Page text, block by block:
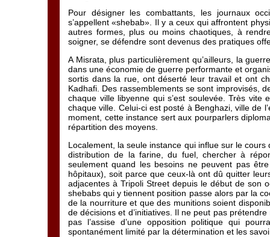
Pour désigner les combattants, les journaux
s’appellent «shebab». Il y a ceux qui affrontent
autres formes, plus ou moins chaotiques, à
soigner, se défendre sont devenus des pratiques
A Misrata, plus particulièrement qu’ailleurs, la
dans une économie de guerre performante et
sortis dans la rue, ont déserté leur travail et ont
Kadhafi. Des rassemblements se sont improvisés,
chaque ville libyenne qui s’est soulevée. Très vite
chaque ville. Celui-ci est posté à Benghazi, ville de
moment, cette instance sert aux pourparlers
répartition des moyens.
Localement, la seule instance qui influe sur le
distribution de la farine, du fuel, chercher à
seulement quand les besoins ne peuvent pas
hôpitaux), soit parce que ceux-là ont dû quitter
adjacentes à Tripoli Street depuis le début de son
shebabs qui y tiennent position passe alors par la
de la nourriture et que des munitions soient
de décisions et d’initiatives. Il ne peut pas
pas l’assise d’une opposition politique qui
spontanément limité par la détermination et les